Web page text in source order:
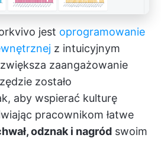
jest oprogramowanie
z intuicyjnym
zaangażowanie
zostało
aby wspierać kulturę
pracownikom łatwe
odznak i nagród swoim